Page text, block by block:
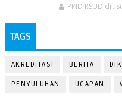
PPID RSUD dr.
TAGS
AKREDITASI BERITA
PENYULUHAN UCAPAN